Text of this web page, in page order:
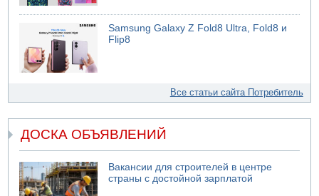
Samsung Galaxy Z Fold8 Ultra, Fold8 и
Flip8
Все статьи сайта Потребитель
ДОСКА ОБЪЯВЛЕНИЙ
Вакансии для строителей в центре
страны с достойной зарплатой